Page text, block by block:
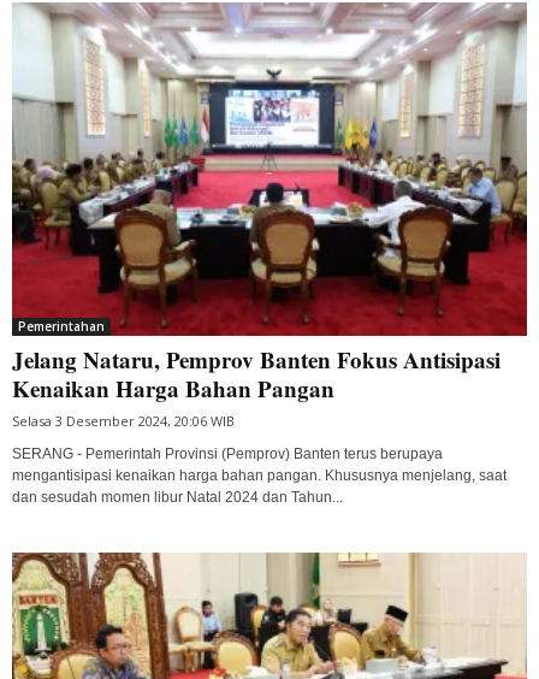
Pemerintahan
Jelang Nataru, Pemprov Banten Fokus Antisipasi
Kenaikan Harga Bahan Pangan
Selasa 3 Desember 2024, 20:06 WIB
SERANG - Pemerintah Provinsi (Pemprov) Banten terus berupaya
mengantisipasi kenaikan harga bahan pangan. Khususnya menjelang, saat
dan sesudah momen libur Natal 2024 dan Tahun...